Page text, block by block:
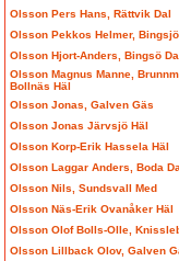
Olsson Pers Hans, Rättvik Dal
Olsson Pekkos Helmer,
Olsson Hjort-Anders, Bingsö
Olsson Magnus Manne,
Bollnäs Häl
Olsson Jonas, Galven Gäs
Olsson Jonas Järvsjö Häl
Olsson Korp-Erik Hassela Häl
Olsson Laggar Anders, Boda
Olsson Nils, Sundsvall Med
Olsson Näs-Erik Ovanåker Häl
Olsson Olof Bolls-Olle,
Olsson Lillback Olov, Galven